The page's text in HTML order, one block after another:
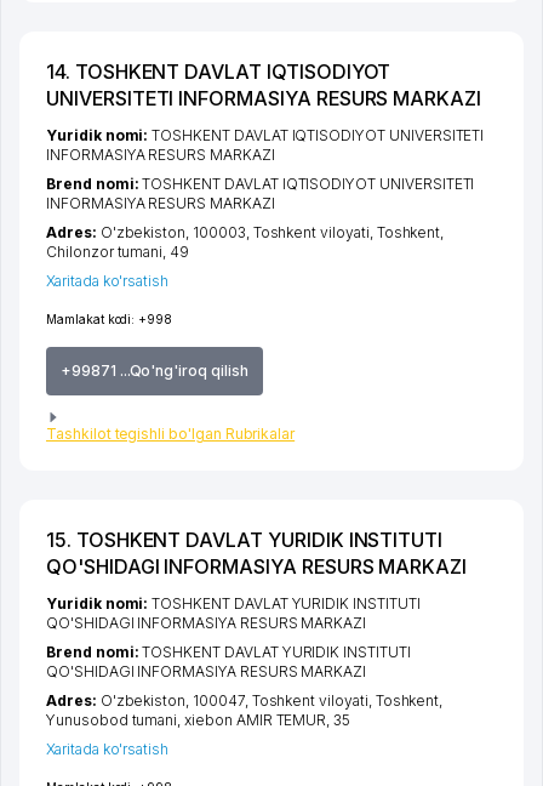
14. TOSHKENT DAVLAT IQTISODIYOT
UNIVERSITETI INFORMASIYA RESURS MARKAZI
Mamlakat kodi: +998
+99871 ...Qo'ng'iroq qilish
Tashkilot tegishli bo'lgan Rubrikalar
Yuridik nomi:TOSHKENT DAVLAT IQTISODIYOT UNIVERSITETI
INFORMASIYA RESURS MARKAZI
Brend nomi:TOSHKENT DAVLAT IQTISODIYOT UNIVERSITETI
INFORMASIYA RESURS MARKAZI
Adres: O'zbekiston, 100003, Toshkent viloyati Toshkent
Chilonzor tumani , 49
Xaritada ko'rsatish
15. TOSHKENT DAVLAT YURIDIK INSTITUTI
QO'SHIDAGI INFORMASIYA RESURS MARKAZI
Yuridik nomi:TOSHKENT DAVLAT YURIDIK INSTITUTI
QO'SHIDAGI INFORMASIYA RESURS MARKAZI
Brend nomi:TOSHKENT DAVLAT YURIDIK INSTITUTI
QO'SHIDAGI INFORMASIYA RESURS MARKAZI
Adres: O'zbekiston, 100047, Toshkent viloyati, Toshkent,
Yunusobod tumani,xiеbon AMIR TEMUR, 35
Xaritada ko'rsatish